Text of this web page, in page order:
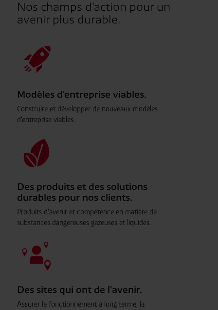
Nos champs d'action pour un
avenir plus durable.
Modèles d'entreprise viables.
Construire et développer de nouveaux modèles
d'entreprise viables.
Des produits et des solutions
durables pour nos clients.
Produits d'avenir et compétence en matière de
substances dangereuses gazeuses et liquides.
Des sites qui ont de l'avenir.
Assurer le fonctionnement à long terme, la